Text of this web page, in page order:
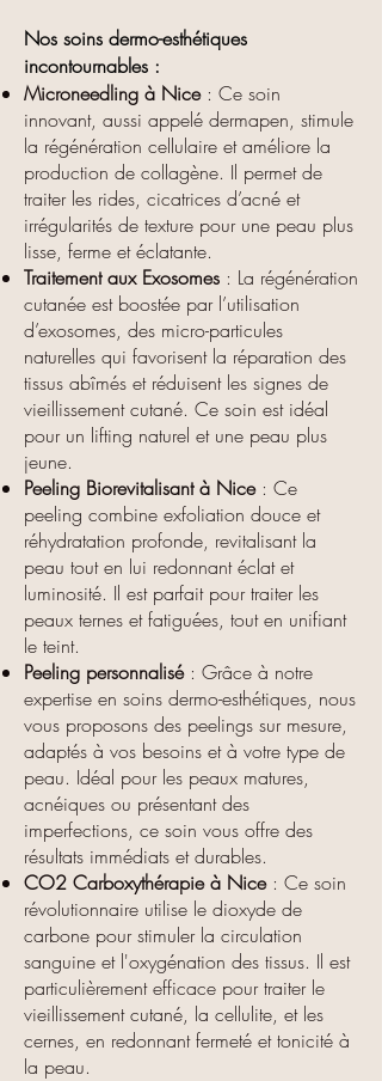
Nos soins dermo-esthétiques
incontournables :
Microneedling à Nice: Ce soin
innovant, aussi appelé dermapen, stimule
la régénération cellulaire et améliore la
production de collagène. Il permet de
traiter les rides, cicatrices d’acné et
irrégularités de texture pour une peau plus
lisse, ferme et éclatante.
Traitement aux Exosomes : La régénération
cutanée est boostée par l’utilisation
d’exosomes, des micro-particules
naturelles qui favorisent la réparation des
tissus abîmés et réduisent les signes de
vieillissement cutané. Ce soin est idéal
pour un lifting naturel et une peau plus
jeune.
Peeling Biorevitalisant à Nice: Ce
peeling combine exfoliation douce et
réhydratation profonde, revitalisant la
peau tout en lui redonnant éclat et
luminosité. Il est parfait pour traiter les
peaux ternes et fatiguées, tout en unifiant
le teint.
Peeling personnalisé: Grâce à notre
expertise en soins dermo-esthétiques, nous
vous proposons des peelings sur mesure,
adaptés à vos besoins et à votre type de
peau. Idéal pour les peaux matures,
acnéiques ou présentant des
imperfections, ce soin vous offre des
résultats immédiats et durables.
CO2 Carboxythérapie à Nice: Ce soin
révolutionnaire utilise le dioxyde de
carbone pour stimuler la circulation
sanguine et l'oxygénation des tissus. Il est
particulièrement efficace pour traiter le
vieillissement cutané, la cellulite, et les
cernes, en redonnant fermeté et tonicité à
la peau.